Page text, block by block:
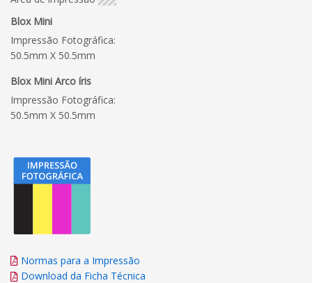
Blox Mini
Impressão Fotográfica:
50.5mm X 50.5mm
Blox Mini Arco íris
Impressão Fotográfica:
50.5mm X 50.5mm
Normas para a Impressão
Download da Ficha Técnica